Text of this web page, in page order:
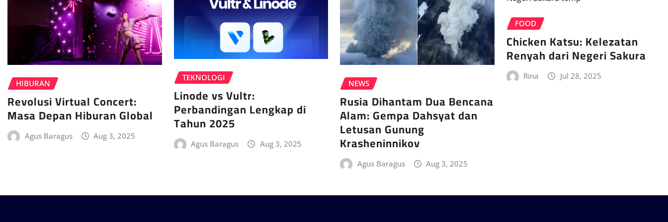
HIBURAN
Revolusi Virtual Concert:
Masa Depan Hiburan Global
Agus Baragus Aug 3, 2025
TEKNOLOGI
Linode vs Vultr:
Perbandingan Lengkap di
Tahun 2025
Agus Baragus Aug 3, 2025
NEWS
Rusia Dihantam Dua Bencana
Alam: Gempa Dahsyat dan
Letusan Gunung
Krasheninnikov
Agus Baragus Aug 3, 2025
FOOD
Chicken Katsu: Kelezatan
Renyah dari Negeri Sakura
Rina Jul 28, 2025